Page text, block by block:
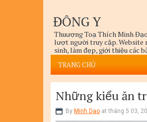
ĐÔNG Y
Thuượng Toạ Thích Minh
lượt người truy cập. Website
sinh, làm đẹp, giới thiệu các
thức Dinh Dưỡng, Dưỡng
mọi cách, mọi thủ thuật, mọi
TRANG CHỦ
Những kiểu ăn
By Minh Dao at tháng 5 03,